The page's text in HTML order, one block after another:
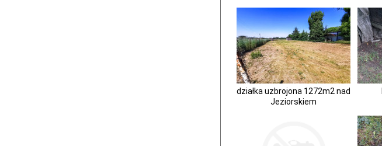
działka uzbrojona 1272m2 nad
Jeziorskiem